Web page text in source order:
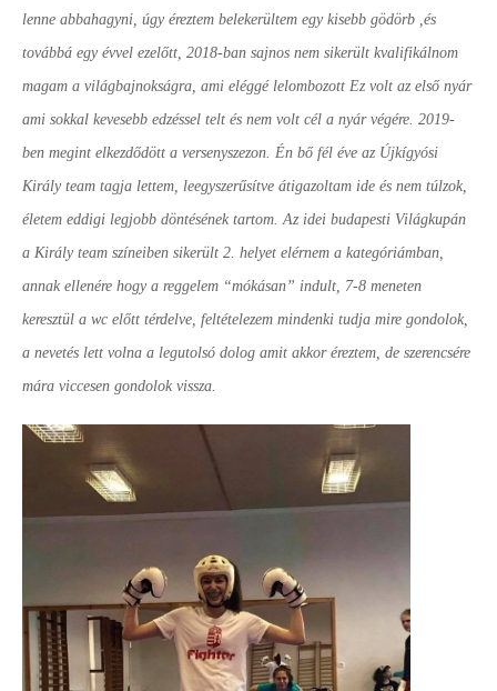
lenne abbahagyni, úgy éreztem belekerültem egy kisebb gödörb ,és
továbbá egy évvel ezelőtt, 2018-ban sajnos nem sikerült kvalifikálnom
magam a világbajnokságra, ami eléggé lelombozott Ez volt az első nyár
ami sokkal kevesebb edzéssel telt és nem volt cél a nyár végére. 2019-
ben megint elkezdődött a versenyszezon. Én bő fél éve az Újkígyósi
Király team tagja lettem, leegyszerűsítve átigazoltam ide és nem túlzok,
életem eddigi legjobb döntésének tartom. Az idei budapesti Világkupán
a Király team színeiben sikerült 2. helyet elérnem a kategóriámban,
annak ellenére hogy a reggelem “mókásan” indult, 7-8 meneten
keresztül a wc előtt térdelve, feltételezem mindenki tudja mire gondolok,
a nevetés lett volna a legutolsó dolog amit akkor éreztem, de szerencsére
mára viccesen gondolok vissza.